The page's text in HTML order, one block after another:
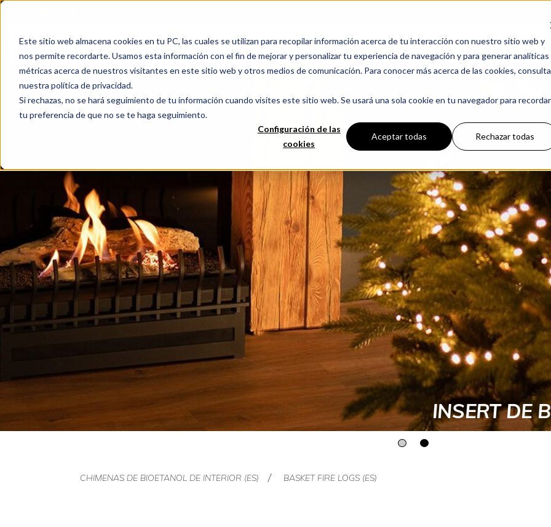
Este sitio web almacena cookies en tu PC, las cuales se utilizan para recopilar información acerca de tu interacción con nuestro sitio web y
nos permite recordarte. Usamos esta información con el fin de mejorar y personalizar tu experiencia de navegación y para generar analíticas
métricas acerca de nuestros visitantes en este sitio web y otros medios de comunicación. Para conocer más acerca de las cookies, consulta
nuestra política de privacidad.
Si rechazas, no se hará seguimiento de tu información cuando visites este sitio web. Se usará una sola cookie en tu navegador para recordar
tu preferencia de que no se te haga seguimiento.
Configuración de las
cookies
Aceptar todas Rechazar todas
CHIMENEAS
INSERT
CHIMENAS DE BIOETANOL DE INTERIOR (ES) BASKET FIRE LOGS (ES)